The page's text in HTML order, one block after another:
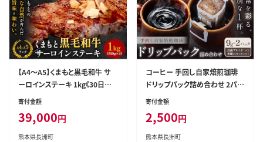
【A4～A5】くまもと黒毛和牛 サ
ーロインステーキ 1kg《30日以
内に出荷予定(土日祝除く)》 牛
冷凍庫 サーロイン ステーキ---s
n_fespsa_30d_r7_39000_1k
寄付金額
39,000円
熊本県長洲町
コーヒー 手回し自家焙煎珈琲
ドリップパック詰め合わせ 2パッ
ク 熊本珈琲Roaster《30日以内
長洲町 ドリップ パック セット 長
洲ブレンド 季節の コーヒー ドリ
寄付金額
2,500円
熊本県長洲町